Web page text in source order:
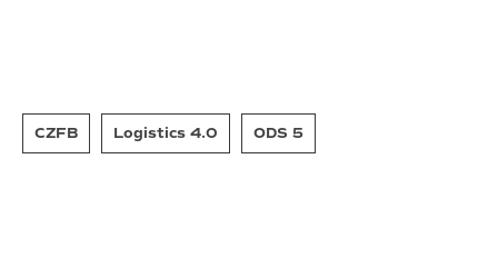
CZFB Logistics 4.0 ODS 5